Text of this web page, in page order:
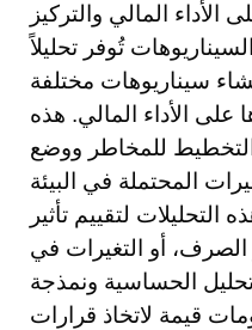
الأداء المالي والتركيز
تُوفر تحليلاً
سيناريوهات مختلفة
على الأداء المالي. هذه
للمخاطر ووضع
المحتملة في البيئة
التحليلات لتقييم تأثير
الصرف، أو التغيرات في
الحساسية ونمذجة
قيمة لاتخاذ قرارات